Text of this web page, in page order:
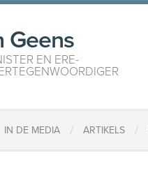
Geens
EN ERE-
IN DE MEDIA / ARTIKELS /